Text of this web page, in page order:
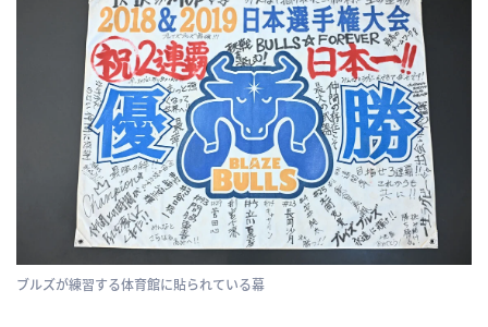
ブルズが練習する体育館に貼られている幕